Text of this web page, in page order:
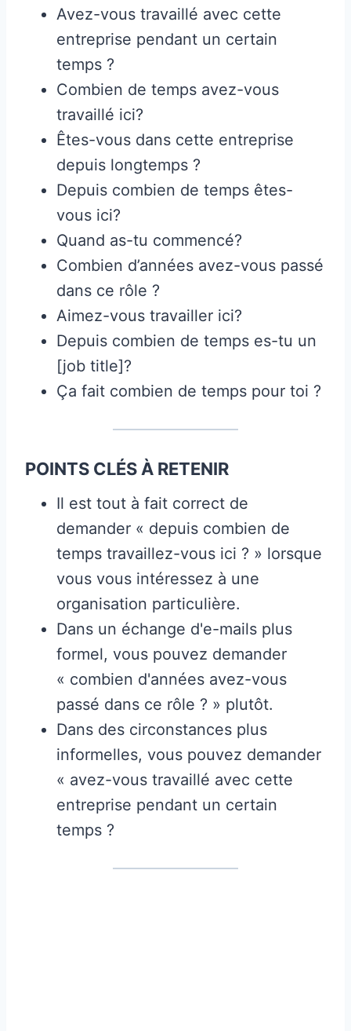
Avez-vous travaillé avec cette
entreprise pendant un certain
temps ?
Combien de temps avez-vous
travaillé ici?
Êtes-vous dans cette entreprise
depuis longtemps ?
Depuis combien de temps êtes-
vous ici?
Quand as-tu commencé?
Combien d’années avez-vous passé
dans ce rôle ?
Aimez-vous travailler ici?
Depuis combien de temps es-tu un
[job title]?
Ça fait combien de temps pour toi ?
POINTS CLÉS À RETENIR
Il est tout à fait correct de
demander « depuis combien de
temps travaillez-vous ici ? » lorsque
vous vous intéressez à une
organisation particulière.
Dans un échange d'e-mails plus
formel, vous pouvez demander
« combien d'années avez-vous
passé dans ce rôle ? » plutôt.
Dans des circonstances plus
informelles, vous pouvez demander
« avez-vous travaillé avec cette
entreprise pendant un certain
temps ?